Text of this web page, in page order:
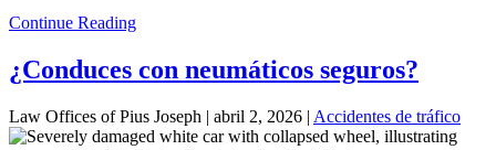
Continue Reading
¿Conduces con neumáticos seguros?
Law Offices of Pius Joseph | abril 2, 2026 | Accidentes de tráfico